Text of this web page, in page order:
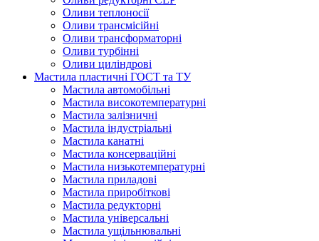
Оливи теплоносії
Оливи трансмісійні
Оливи трансформаторні
Оливи турбінні
Оливи циліндрові
Мастила пластичні ГОСТ та ТУ
Мастила автомобільні
Мастила високотемпературні
Мастила залізничні
Мастила індустріальні
Мастила канатні
Мастила консерваційні
Мастила низькотемпературні
Мастила приладові
Мастила приробіткові
Мастила редукторні
Мастила універсальні
Мастила ущільнювальні